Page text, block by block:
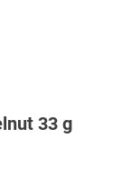
33 g